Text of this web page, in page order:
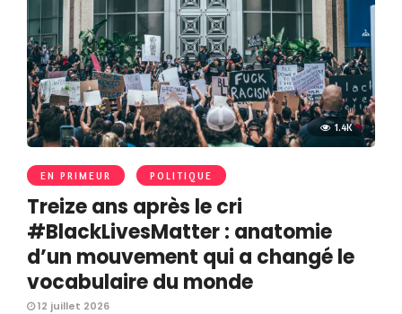
1.4K
EN PRIMEUR POLITIQUE
Treize ans après le cri
#BlackLivesMatter : anatomie
d’un mouvement qui a changé le
vocabulaire du monde
12 juillet 2026